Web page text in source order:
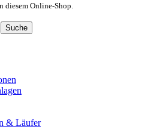
diesem Online-Shop.
Suche
& Läufer